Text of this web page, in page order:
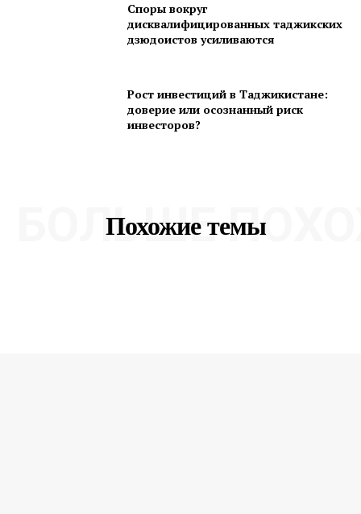
Споры вокруг
дисквалифицированных таджикских
дзюдоистов усиливаются
Рост инвестиций в Таджикистане:
доверие или осознанный риск
инвесторов?
Похожие темы
БОЛЬШЕ